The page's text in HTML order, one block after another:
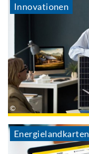
Innovationen
Energielandkarten